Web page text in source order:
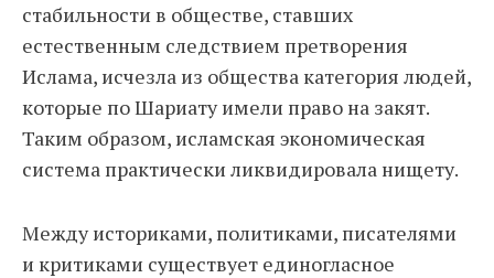
стабильности в обществе, ставших
естественным следствием претворения
Ислама, исчезла из общества категория людей,
которые по Шариату имели право на закят.
Таким образом, исламская экономическая
система практически ликвидировала нищету.
Между историками, политиками, писателями
и критиками существует единогласное